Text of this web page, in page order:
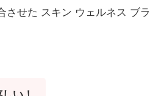
させた スキン ウェルネス ブラ